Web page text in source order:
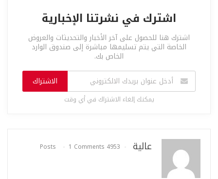
اشترك في نشرتنا الإخبارية
اشترك هنا للحصول على آخر الأخبار والتحديثات والعروض
الخاصة التي يتم تسليمها مباشرة إلى صندوق الوارد
الخاص بك.
الاشتراك
يمكنك إلغاء الاشتراك في أي وقت
عالية 4953 Posts
1 Comments